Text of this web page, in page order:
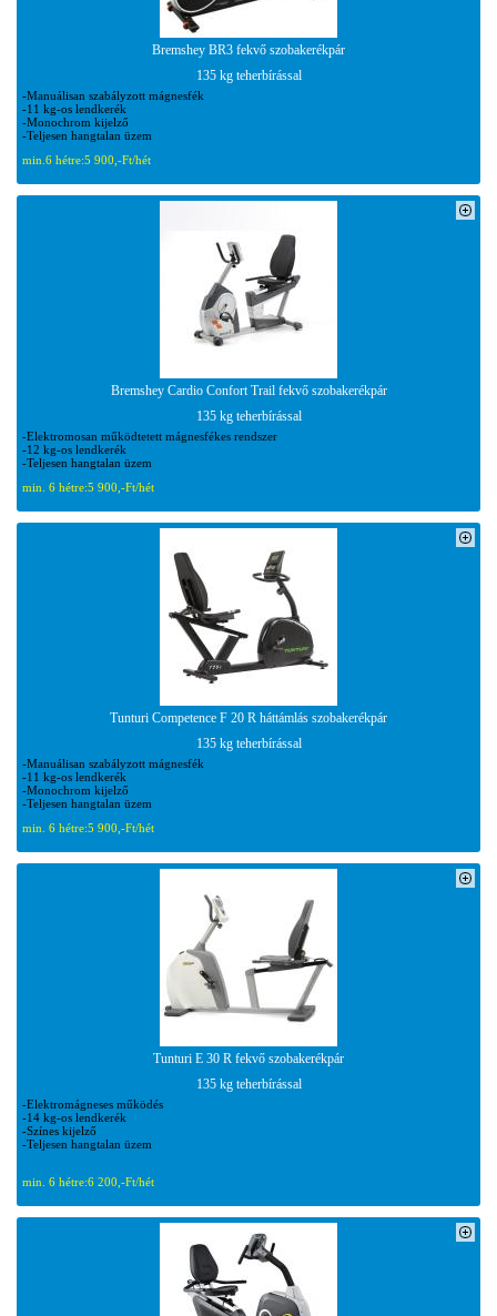
Bremshey BR3 fekvő szobakerékpár
135 kg teherbírással
-Manuálisan szabályzott mágnesfék
-11 kg-os lendkerék
-Monochrom kijelző
-Teljesen hangtalan üzem
min.6 hétre:5 900,-Ft/hét
Bremshey Cardio Confort Trail fekvő szobakerékpár
135 kg teherbírással
-Elektromosan működtetett mágnesfékes rendszer
-12 kg-os lendkerék
-Teljesen hangtalan üzem
min. 6 hétre:5 900,-Ft/hét
Tunturi Competence F 20 R háttámlás szobakerékpár
135 kg teherbírással
-Manuálisan szabályzott mágnesfék
-11 kg-os lendkerék
-Monochrom kijelző
-Teljesen hangtalan üzem
min. 6 hétre:5 900,-Ft/hét
Tunturi E 30 R fekvő szobakerékpár
135 kg teherbírással
-Elektromágneses működés
-14 kg-os lendkerék
-Színes kijelző
-Teljesen hangtalan üzem
min. 6 hétre:6 200,-Ft/hét